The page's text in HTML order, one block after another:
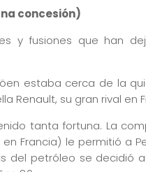
concesión)
y fusiones que han
estaba cerca de la
Renault, su gran rival en
tanta fortuna. La
en Francia) le permitió a
del petróleo se decidió